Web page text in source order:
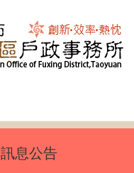
訊息公告